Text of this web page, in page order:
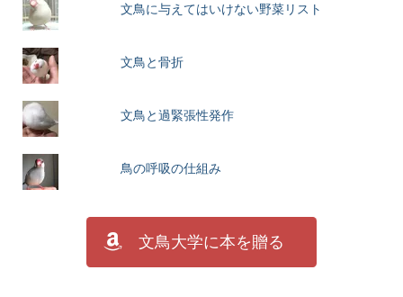
文鳥に与えてはいけない野菜リスト
文鳥と骨折
文鳥と過緊張性発作
鳥の呼吸の仕組み
文鳥大学に本を贈る